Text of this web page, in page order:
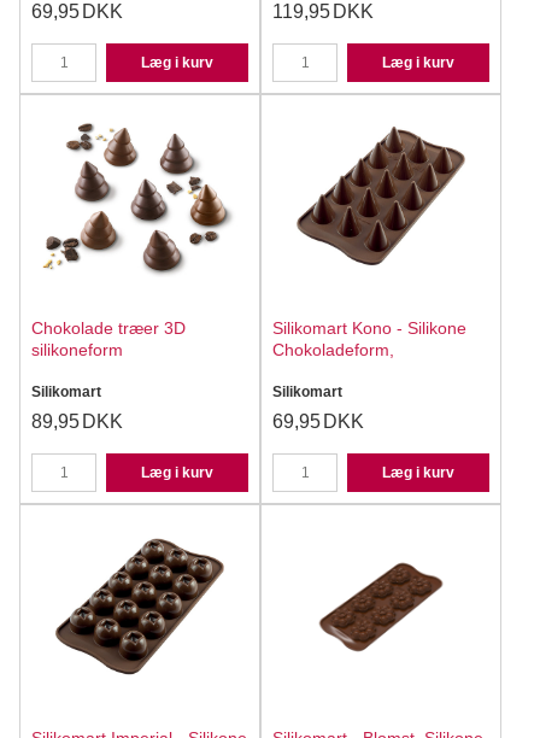
69,95 DKK
Læg i kurv
119,95 DKK
Læg i kurv
Chokolade træer 3D
silikoneform
Silikomart
89,95 DKK
Læg i kurv
Silikomart Kono - Silikone
Chokoladeform,
Silikomart
69,95 DKK
Læg i kurv